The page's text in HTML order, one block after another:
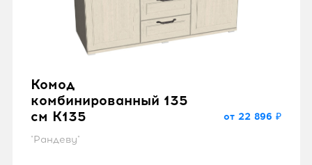
Комод
комбинированный 135
см K135
"Рандеву"
от 22 896 ₽